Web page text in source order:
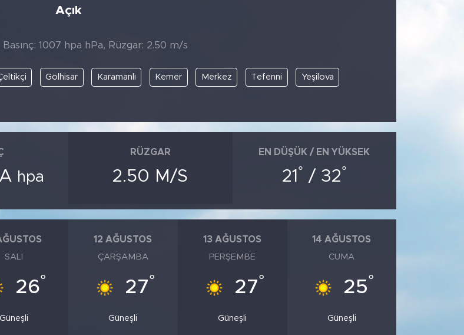
Açık
Basınç: 1007 hpa hPa, Rüzgar: 2.50 m/s
Gölhisar Karamanlı Kemer Merkez Tefenni Yeşilova
hpa
RÜZGAR
2.50 M/S
EN DÜŞÜK / EN YÜKSEK
21 ° / 32°
SALI
26°
Güneşli
12 AĞUSTOS
ÇARŞAMBA
27°
Güneşli
13 AĞUSTOS
PERŞEMBE
27°
Güneşli
14 AĞUSTOS
CUMA
25°
Güneşli